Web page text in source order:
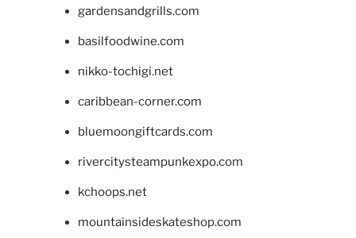
gardensandgrills.com
basilfoodwine.com
nikko-tochigi.net
caribbean-corner.com
bluemoongiftcards.com
rivercitysteampunkexpo.com
kchoops.net
mountainsideskateshop.com